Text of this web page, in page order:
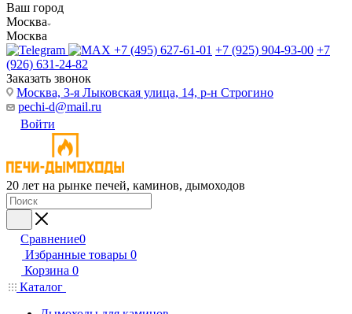
Ваш город
Москва
Москва
+7 (495) 627-61-01 +7 (925) 904-93-00 +7
(926) 631-24-82
Заказать звонок
Москва, 3-я Лыковская улица, 14, р-н Строгино
pechi-d@mail.ru
Войти
20 лет на рынке печей, каминов, дымоходов
Сравнение0
Избранные товары 0
Корзина 0
Каталог